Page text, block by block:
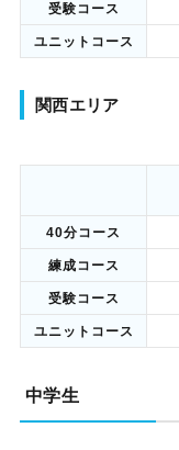
受験コース
ユニットコース
関西エリア
40分コース
練成コース
受験コース
ユニットコース
中学生